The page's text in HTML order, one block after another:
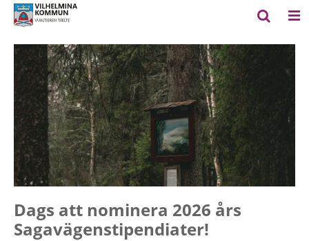
Dags att nominera 2026 års
Sagavägenstipendiater!